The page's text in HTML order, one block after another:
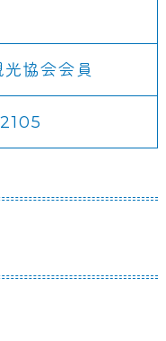
協会会員